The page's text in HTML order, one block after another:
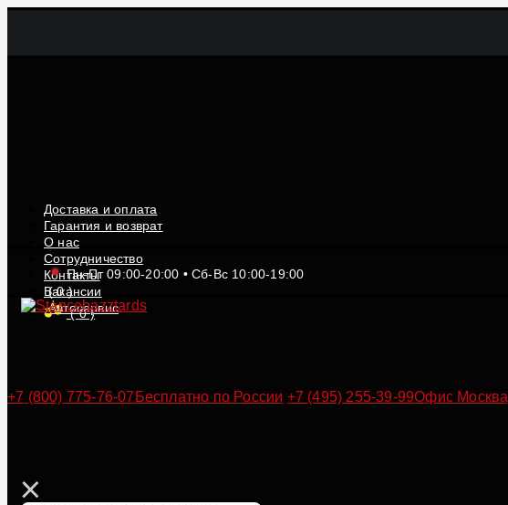
Доставка и оплата
Гарантия и возврат
О нас
Сотрудничество
Контакты
Вакансии
Автосервис
Пн-Пт 09:00-20:00 • Сб-Вс 10:00-19:00
(0)
(0)
+7 (800) 775-76-07 Бесплатно по России +7 (495) 255-39-99Офис Москва